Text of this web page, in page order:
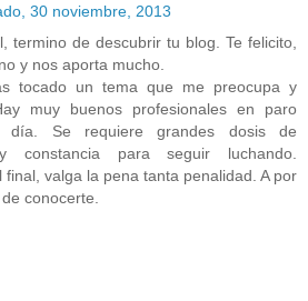
30 noviembre, 2013
termino de descubrir tu blog. Te felicito,
y nos aporta mucho.
tocado un tema que me preocupa y
muy buenos profesionales en paro
día. Se requiere grandes dosis de
constancia para seguir luchando.
final, valga la pena tanta penalidad. A por
conocerte.